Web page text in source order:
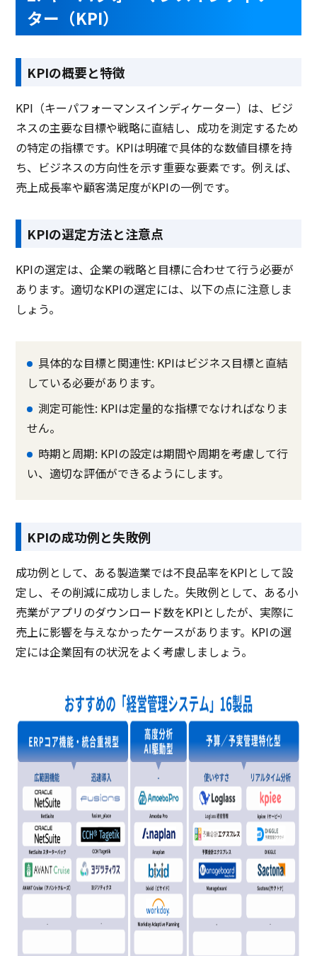
ター（KPI）
KPIの概要と特徴
KPI（キーパフォーマンスインディケーター）は、ビジ
ネスの主要な目標や戦略に直結し、成功を測定するため
の特定の指標です。KPIは明確で具体的な数値目標を持
ち、ビジネスの方向性を示す重要な要素です。例えば、
売上成長率や顧客満足度がKPIの一例です。
KPIの選定方法と注意点
KPIの選定は、企業の戦略と目標に合わせて行う必要が
あります。適切なKPIの選定には、以下の点に注意しま
しょう。
具体的な目標と関連性: KPIはビジネス目標と直結
している必要があります。
測定可能性: KPIは定量的な指標でなければなりま
せん。
時期と周期: KPIの設定は期間や周期を考慮して行
い、適切な評価ができるようにします。
KPIの成功例と失敗例
成功例として、ある製造業では不良品率をKPIとして設
定し、その削減に成功しました。失敗例として、ある小
売業がアプリのダウンロード数をKPIとしたが、実際に
売上に影響を与えなかったケースがあります。KPIの選
定には企業固有の状況をよく考慮しましょう。